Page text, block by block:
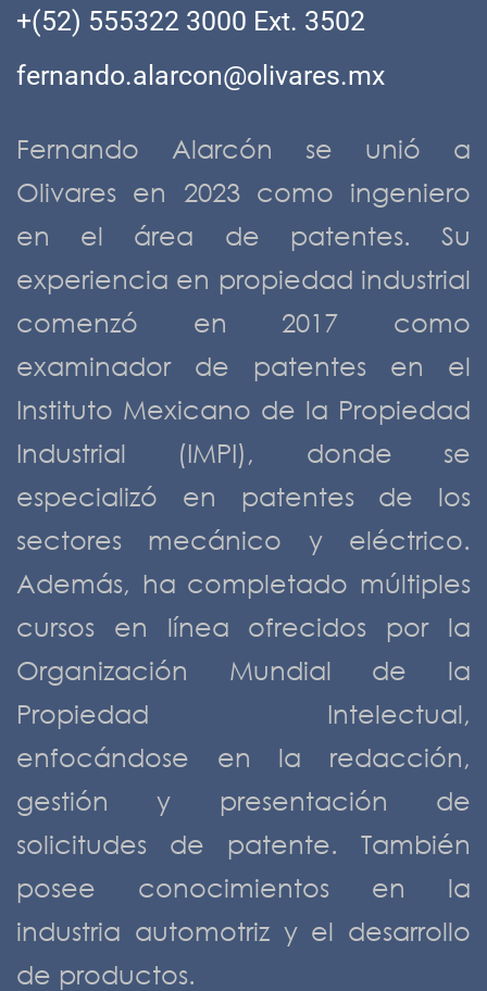
+(52) 555322 3000 Ext. 3502
fernando.alarcon@olivares.mx
Fernando Alarcón se unió a
Olivares en 2023 como ingeniero
en el área de patentes. Su
experiencia en propiedad industrial
comenzó en 2017 como
examinador de patentes en el
Instituto Mexicano de la Propiedad
Industrial (IMPI), donde se
especializó en patentes de los
sectores mecánico y eléctrico.
Además, ha completado múltiples
cursos en línea ofrecidos por la
Organización Mundial de la
Propiedad Intelectual,
enfocándose en la redacción,
gestión y presentación de
solicitudes de patente. También
posee conocimientos en la
industria automotriz y el desarrollo
de productos.